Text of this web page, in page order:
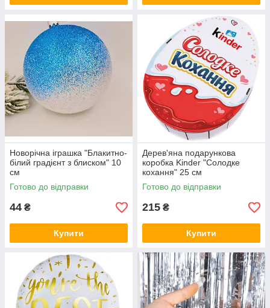
Новорічна іграшка "Блакитно-
білий градієнт з блиском" 10
см
Готово до відправки
44 ₴
Купити
Дерев'яна подарункова
коробка Kinder "Солодке
кохання" 25 см
Готово до відправки
215 ₴
Купити